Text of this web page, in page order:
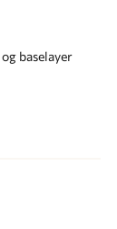
baselayer